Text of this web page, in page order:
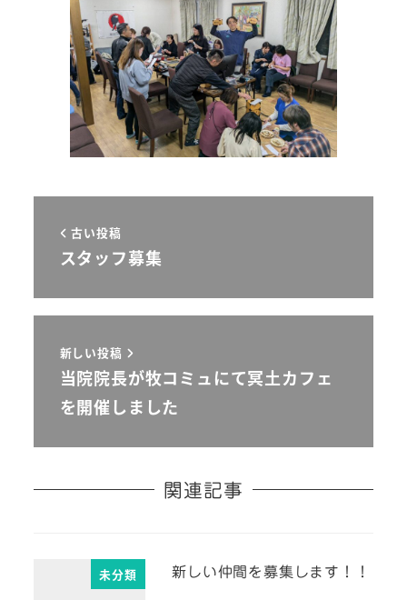
古い投稿
スタッフ募集
新しい投稿
当院院長が牧コミュにて冥土カフェ
を開催しました
関連記事
未分類 新しい仲間を募集します！！